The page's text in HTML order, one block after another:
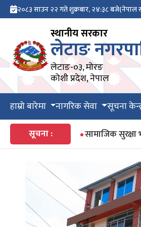
२०८३ साउन २२ गते शुक्रबार, २४:३८ बजे(नेपाल
स्थानीय सरकार
लेटाङ
लेटाङ-०३, मोरङ
कोशी प्रदेश, नेपाल
हाम्रो बारेमा नागरिक सेवा सूचना
सूचना : सामाजिक सुरक्षा